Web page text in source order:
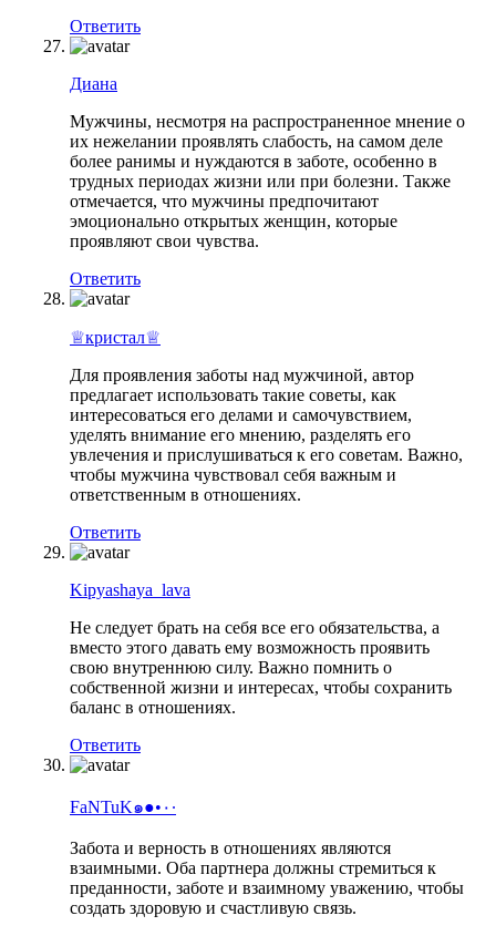
Ответить
Диана
Мужчины, несмотря на распространенное мнение о
их нежелании проявлять слабость, на самом деле
более ранимы и нуждаются в заботе, особенно в
трудных периодах жизни или при болезни. Также
отмечается, что мужчины предпочитают
эмоционально открытых женщин, которые
проявляют свои чувства.
Ответить
♕кристал♕
Для проявления заботы над мужчиной, автор
предлагает использовать такие советы, как
интересоваться его делами и самочувствием,
уделять внимание его мнению, разделять его
увлечения и прислушиваться к его советам. Важно,
чтобы мужчина чувствовал себя важным и
ответственным в отношениях.
Ответить
Kipyashaya_lava
Не следует брать на себя все его обязательства, а
вместо этого давать ему возможность проявить
свою внутреннюю силу. Важно помнить о
собственной жизни и интересах, чтобы сохранить
баланс в отношениях.
Ответить
FaNTuK๑●•٠·
Забота и верность в отношениях являются
взаимными. Оба партнера должны стремиться к
преданности, заботе и взаимному уважению, чтобы
создать здоровую и счастливую связь.